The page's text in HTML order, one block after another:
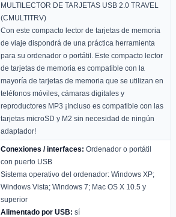
MULTILECTOR DE TARJETAS USB 2.0 TRAVEL
(CMULTITRV)
Con este compacto lector de tarjetas de memoria
de viaje dispondrá de una práctica herramienta
para su ordenador o portátil. Este compacto lector
de tarjetas de memoria es compatible con la
mayoría de tarjetas de memoria que se utilizan en
teléfonos móviles, cámaras digitales y
reproductores MP3 ¡Incluso es compatible con las
tarjetas microSD y M2 sin necesidad de ningún
adaptador!
Conexiones / interfaces: Ordenador o portátil
con puerto USB
Sistema operativo del ordenador: Windows XP;
Windows Vista; Windows 7; Mac OS X 10.5 y
superior
Alimentado por USB: sí